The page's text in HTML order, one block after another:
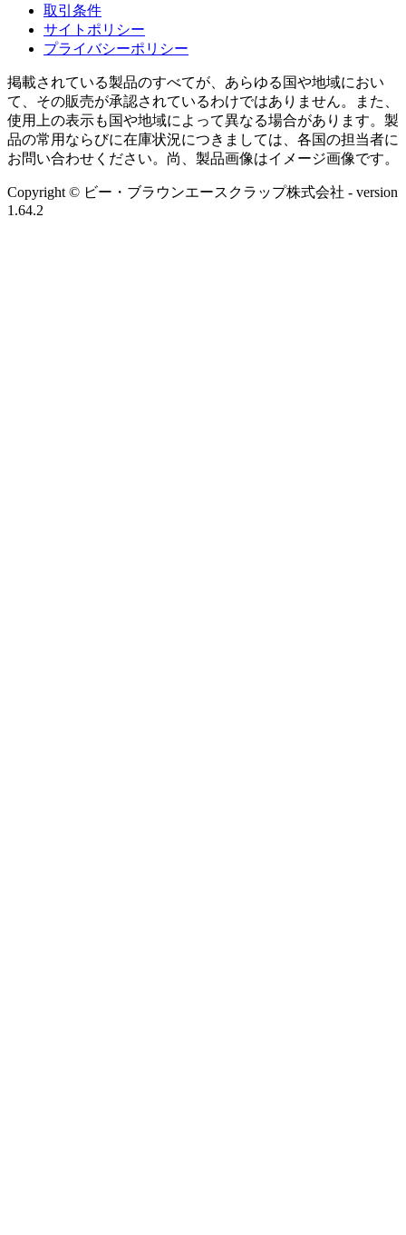
取引条件
サイトポリシー
プライバシーポリシー
掲載されている製品のすべてが、あらゆる国や地域におい
て、その販売が承認されているわけではありません。また、
使用上の表示も国や地域によって異なる場合があります。製
品の常用ならびに在庫状況につきましては、各国の担当者に
お問い合わせください。尚、製品画像はイメージ画像です。
Copyright © ビー・ブラウンエースクラップ株式会社 - version
1.64.2